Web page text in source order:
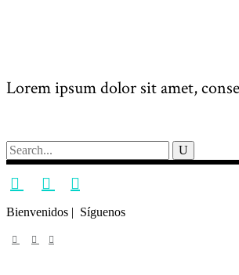
Lorem ipsum dolor sit amet,
Search
for:
Bienvenidos | Síguenos